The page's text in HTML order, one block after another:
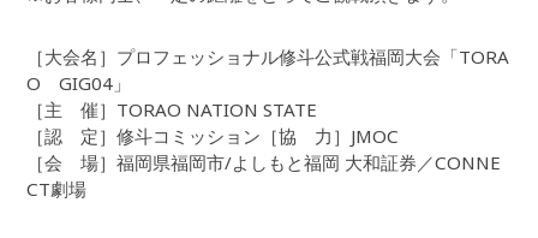
［大会名］プロフェッショナル修斗公式戦福岡大会「TORA
O GIG04」
［主 催］TORAO NATION STATE
［認 定］修斗コミッション［協 力］JMOC
［会 場］福岡県福岡市/よしもと福岡 大和証券／CONNE
CT劇場